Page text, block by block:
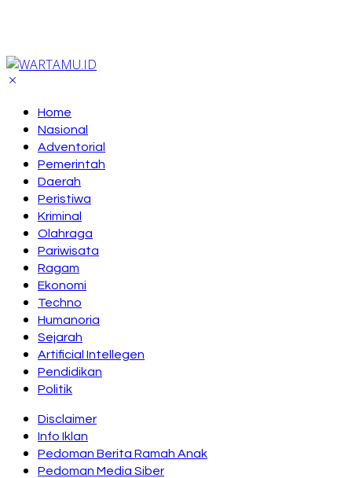
Home
Nasional
Adventorial
Pemerintah
Daerah
Peristiwa
Kriminal
Olahraga
Pariwisata
Ragam
Ekonomi
Techno
Humanoria
Sejarah
Artificial Intellegen
Pendidikan
Politik
Disclaimer
Info Iklan
Pedoman Berita Ramah Anak
Pedoman Media Siber